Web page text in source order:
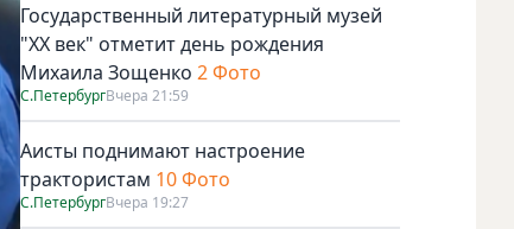
Предстартовая пресс-конференция: Алексей Овчинин.
Youtube
Государственный литературный музей
"ХХ век" отметит день рождения
Михаила Зощенко 2 Фото
С.ПетербургВчера 21:59
Аисты поднимают настроение
трактористам 10 Фото
С.ПетербургВчера 19:27